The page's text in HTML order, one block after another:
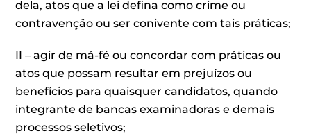
dela, atos que a lei defina como crime ou
contravenção ou ser conivente com tais práticas;
II – agir de má-fé ou concordar com práticas ou
atos que possam resultar em prejuízos ou
benefícios para quaisquer candidatos, quando
integrante de bancas examinadoras e demais
processos seletivos;